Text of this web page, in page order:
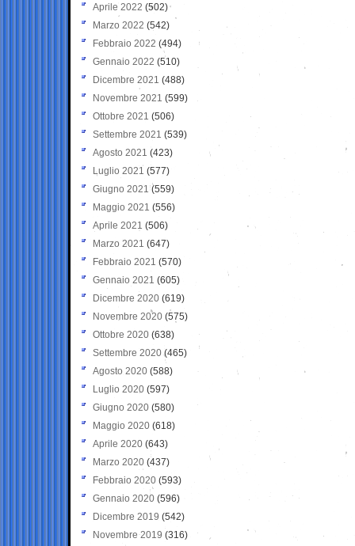
Aprile 2022 (502)
Marzo 2022 (542)
Febbraio 2022 (494)
Gennaio 2022 (510)
Dicembre 2021 (488)
Novembre 2021 (599)
Ottobre 2021 (506)
Settembre 2021 (539)
Agosto 2021 (423)
Luglio 2021 (577)
Giugno 2021(559)
Maggio 2021 (556)
Aprile 2021 (506)
Marzo 2021 (647)
Febbraio 2021 (570)
Gennaio 2021 (605)
Dicembre 2020 (619)
Novembre 2020 (575)
Ottobre 2020 (638)
Settembre 2020(465)
Agosto 2020 (588)
Luglio 2020 (597)
Giugno 2020 (580)
Maggio 2020 (618)
Aprile 2020 (643)
Marzo 2020 (437)
Febbraio 2020 (593)
Gennaio 2020 (596)
Dicembre 2019 (542)
Novembre 2019 (316)